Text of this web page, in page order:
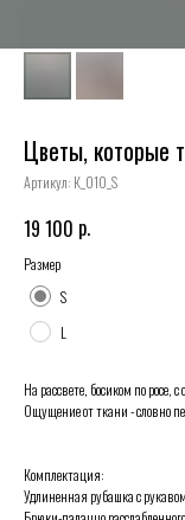
Цветы, которые
Артикул: К_010_S
19 100 р.
Размер
S
L
На рассвете, босиком по
Ощущение от ткани - словно
Комплектация:
Удлиненная рубашка с